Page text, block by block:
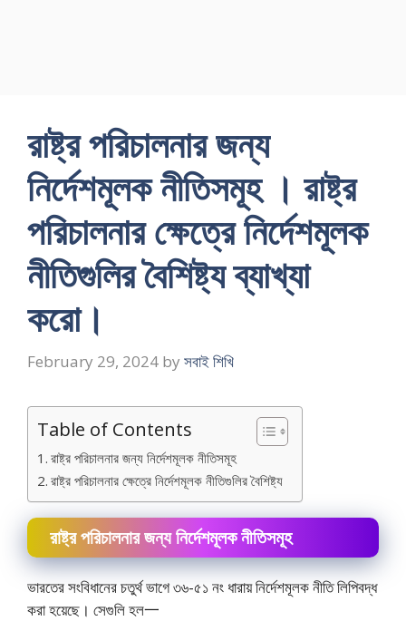
রাষ্ট্র পরিচালনার জন্য
নির্দেশমূলক নীতিসমূহ । রাষ্ট্র
পরিচালনার ক্ষেত্রে নির্দেশমূলক
নীতিগুলির বৈশিষ্ট্য ব্যাখ্যা
করাে।
February 29, 2024 by সবাই শিখি
Table of Contents
রাষ্ট্র পরিচালনার জন্য নির্দেশমূলক নীতিসমূহ
রাষ্ট্র পরিচালনার ক্ষেত্রে নির্দেশমূলক নীতিগুলির বৈশিষ্ট্য
রাষ্ট্র পরিচালনার জন্য নির্দেশমূলক নীতিসমূহ
ভারতের সংবিধানের চতুর্থ ভাগে ৩৬-৫১ নং ধারায় নির্দেশমূলক নীতি লিপিবদ্ধ
করা হয়েছে। সেগুলি হল一